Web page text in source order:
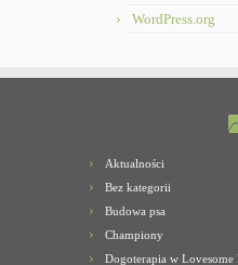
WordPress.org
Aktualności
Bez kategorii
Budowa psa
Championy
Dogoterapia w Lovesome